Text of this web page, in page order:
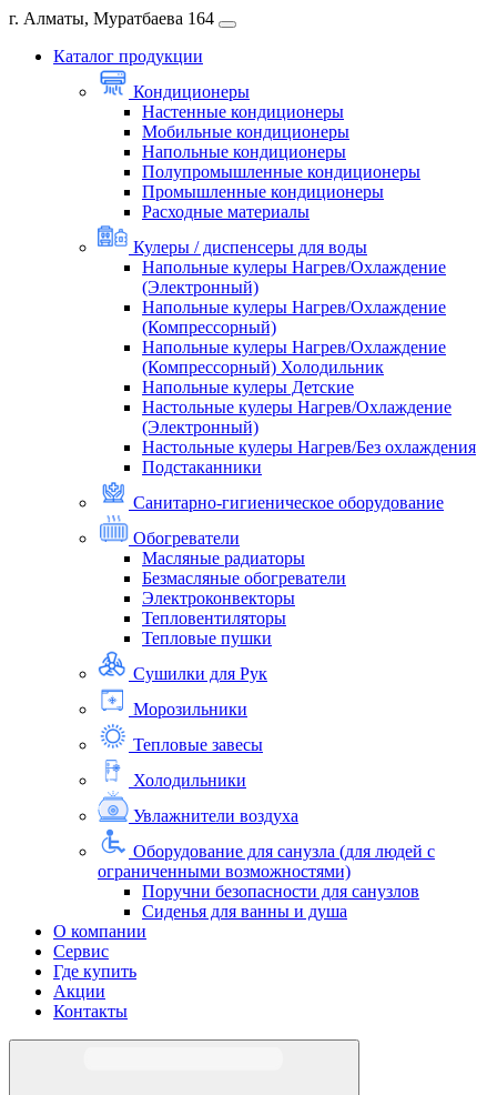
г. Алматы, Муратбаева 164
Каталог продукции
Кондиционеры
Настенные кондиционеры
Мобильные кондиционеры
Напольные кондиционеры
Полупромышленные кондиционеры
Промышленные кондиционеры
Расходные материалы
Кулеры / диспенсеры для воды
Напольные кулеры Нагрев/Охлаждение
(Электронный)
Напольные кулеры Нагрев/Охлаждение
(Компрессорный)
Напольные кулеры Нагрев/Охлаждение
(Компрессорный) Холодильник
Напольные кулеры Детские
Настольные кулеры Нагрев/Охлаждение
(Электронный)
Настольные кулеры Нагрев/Без охлаждения
Подстаканники
Санитарно-гигиеническое оборудование
Обогреватели
Масляные радиаторы
Безмасляные обогреватели
Электроконвекторы
Тепловентиляторы
Тепловые пушки
Сушилки для Рук
Морозильники
Тепловые завесы
Холодильники
Увлажнители воздуха
Оборудование для санузла (для людей с
ограниченными возможностями)
Поручни безопасности для санузлов
Сиденья для ванны и душа
О компании
Сервис
Где купить
Акции
Контакты